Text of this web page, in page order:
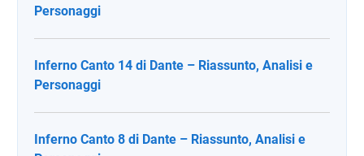
Personaggi
Inferno Canto 14 di Dante – Riassunto, Analisi e
Personaggi
Inferno Canto 8 di Dante – Riassunto, Analisi e